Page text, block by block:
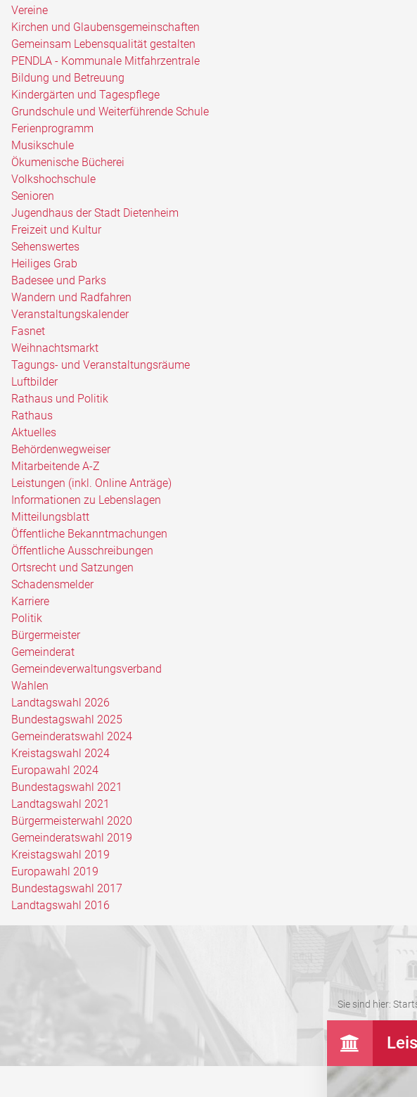
Vereine
Kirchen und Glaubensgemeinschaften
Gemeinsam Lebensqualität gestalten
PENDLA - Kommunale Mitfahrzentrale
Bildung und Betreuung
Kindergärten und Tagespflege
Grundschule und Weiterführende Schule
Ferienprogramm
Musikschule
Ökumenische Bücherei
Volkshochschule
Senioren
Jugendhaus der Stadt Dietenheim
Freizeit und Kultur
Sehenswertes
Heiliges Grab
Badesee und Parks
Wandern und Radfahren
Veranstaltungskalender
Fasnet
Weihnachtsmarkt
Tagungs- und Veranstaltungsräume
Luftbilder
Rathaus und Politik
Rathaus
Aktuelles
Behördenwegweiser
Mitarbeitende A-Z
Leistungen (inkl. Online Anträge)
Informationen zu Lebenslagen
Mitteilungsblatt
Öffentliche Bekanntmachungen
Öffentliche Ausschreibungen
Ortsrecht und Satzungen
Schadensmelder
Karriere
Politik
Bürgermeister
Gemeinderat
Gemeindeverwaltungsverband
Wahlen
Landtagswahl 2026
Bundestagswahl 2025
Gemeinderatswahl 2024
Kreistagswahl 2024
Europawahl 2024
Bundestagswahl 2021
Landtagswahl 2021
Bürgermeisterwahl 2020
Gemeinderatswahl 2019
Kreistagswahl 2019
Europawahl 2019
Bundestagswahl 2017
Landtagswahl 2016
Sie sind hier: